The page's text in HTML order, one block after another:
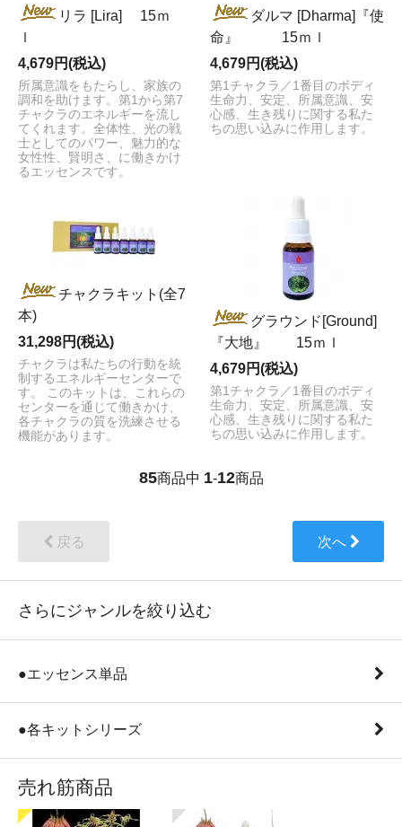
リラ [Lira] 15ｍ
4,679円(税込)
所属意識をもたらし、家族の
調和を助けます。第1から第7
チャクラのエネルギーを流し
てくれます。全体性、光の戦
士としてのパワー、魅力的な
女性性、賢明さ、に働きかけ
るエッセンスです。
ダルマ [Dharma]『使
命』 15ｍｌ
4,679円(税込)
第1チャクラ／1番目のボディ
生命力、安定、所属意識、安
心感、生き残りに関する私た
ちの思い込みに作用します。
チャクラキット(全7
本)
31,298円(税込)
チャクラは私たちの行動を統
制するエネルギーセンターで
す。 このキットは、これらの
センターを通じて働きかけ、
各チャクラの質を洗練させる
機能があります。
グラウンド[Ground]
『大地』 15ｍｌ
4,679円(税込)
第1チャクラ／1番目のボディ
生命力、安定、所属意識、安
心感、生き残りに関する私た
ちの思い込みに作用します。
85商品中 1-12商品
戻る 次へ
さらにジャンルを絞り込む
●エッセンス単品
●各キットシリーズ
売れ筋商品